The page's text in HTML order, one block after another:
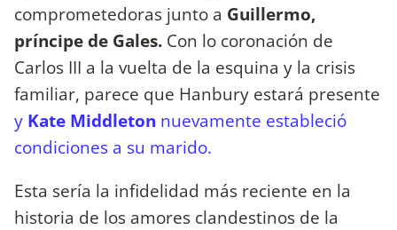
comprometedoras junto a Guillermo,
príncipe de Gales. Con lo coronación de
Carlos III a la vuelta de la esquina y la crisis
familiar, parece que Hanbury estará presente
y Kate Middleton nuevamente estableció
condiciones a su marido.
Esta sería la infidelidad más reciente en la
historia de los amores clandestinos de la